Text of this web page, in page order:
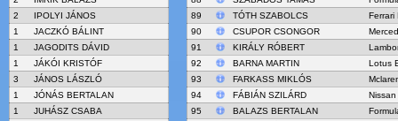
2
IPOLYI JÁNOS
1
JACZKÓ BÁLINT
1
JAGODITS DÁVID
1
JÁKÓI KRISTÓF
3
JÁNOS LÁSZLÓ
1
JÓNÁS BERTALAN
1
JUHÁSZ CSABA
89
TÓTH SZABOLCS
Ferrari
90
CSUPOR CSONGOR
91
KIRÁLY RÓBERT
92
BARNA MARTIN
Lotus
93
FARKASS MIKLÓS
94
FÁBIÁN SZILÁRD
Nissan
95
BALAZS BERTALAN